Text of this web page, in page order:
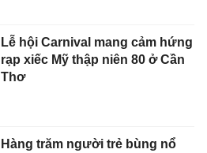
Lễ hội Carnival mang cảm hứng
rạp xiếc Mỹ thập niên 80 ở Cần
Thơ
Hàng trăm người trẻ bùng nổ